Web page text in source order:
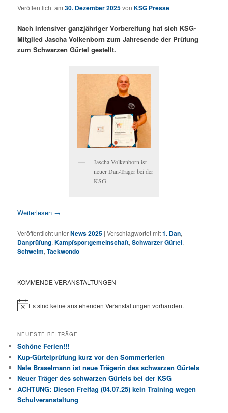
Veröffentlicht am30. Dezember 2025vonKSG Presse
Nach intensiver ganzjähriger Vorbereitung hat sich KSG-
Mitglied Jascha Volkenborn zum Jahresende der Prüfung
zum Schwarzen Gürtel gestellt.
Jascha Volkenborn ist
neuer Dan-Träger bei der
KSG.
Weiterlesen →
Veröffentlicht unterNews 2025 |Verschlagwortet mit1. Dan,
Danprüfung,Kampfsportgemeinschaft,Schwarzer Gürtel,
Schwelm,Taekwondo
KOMMENDE VERANSTALTUNGEN
HinweisEs sind keine anstehenden Veranstaltungen vorhanden.
NEUESTE BEITRÄGE
Schöne Ferien!!!
Kup-Gürtelprüfung kurz vor den Sommerferien
Nele Braselmann ist neue Trägerin des schwarzen Gürtels
Neuer Träger des schwarzen Gürtels bei der KSG
ACHTUNG: Diesen Freitag (04.07.25) kein Training wegen
Schulveranstaltung